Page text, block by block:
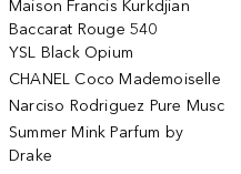
Maison Francis Kurkdjian
Baccarat Rouge 540
YSL Black Opium
CHANEL Coco Mademoiselle
Narciso Rodriguez Pure Musc
Summer Mink Parfum by
Drake